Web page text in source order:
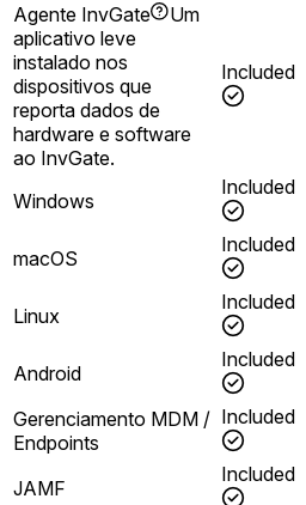
Agente InvGate
Um
aplicativo leve
instalado nos
dispositivos que
reporta dados de
hardware e software
ao InvGate.
Included
Windows
Included
macOS
Included
Linux
Included
Android
Included
Gerenciamento MDM /
Endpoints
Included
JAMF
Included